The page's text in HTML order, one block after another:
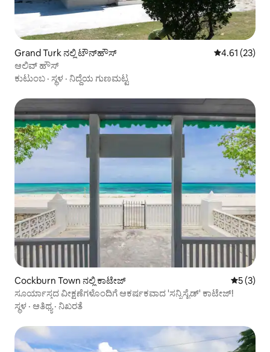
Grand Turk ನಲ್ಲಿ ಟೌನ್‌ಹೌಸ್ 5 ರಲ್ಲಿ 4.61
4.61 (23)
ಆಲಿವ್ ಹೌಸ್
ಕುಟುಂಬ · ಸ್ಥಳ · ನಿದ್ದೆಯ ಗುಣಮಟ್ಟ
Cockburn Town ನಲ್ಲಿ ಕಾಟೇಜ್ 5 ರಲ್ಲಿ 5
5 (3)
ಸೂರ್ಯಾಸ್ತದ ವೀಕ್ಷಣೆಗಳೊಂದಿಗೆ ಆಕರ್ಷಕವಾದ 'ಸನ್ನಿಸೈಡ್' ಕಾಟೇಜ್!
ಸ್ಥಳ · ಆತಿಥ್ಯ· ನಿಖರತೆ